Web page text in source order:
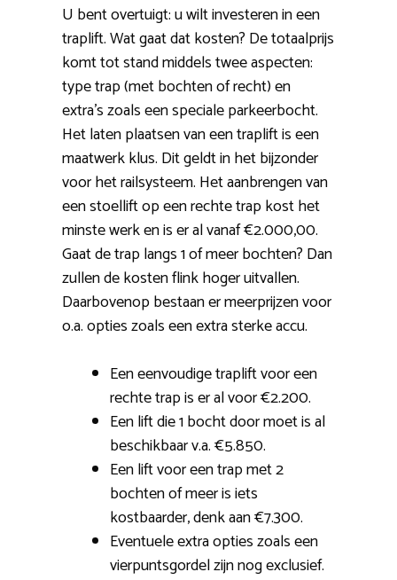
U bent overtuigt: u wilt investeren in een
traplift. Wat gaat dat kosten? De totaalprijs
komt tot stand middels twee aspecten:
type trap (met bochten of recht) en
extra’s zoals een speciale parkeerbocht.
Het laten plaatsen van een traplift is een
maatwerk klus. Dit geldt in het bijzonder
voor het railsysteem. Het aanbrengen van
een stoellift op een rechte trap kost het
minste werk en is er al vanaf €2.000,00.
Gaat de trap langs 1 of meer bochten? Dan
zullen de kosten flink hoger uitvallen.
Daarbovenop bestaan er meerprijzen voor
o.a. opties zoals een extra sterke accu.
Een eenvoudige traplift voor een
rechte trap is er al voor €2.200.
Een lift die 1 bocht door moet is al
beschikbaar v.a. €5.850.
Een lift voor een trap met 2
bochten of meer is iets
kostbaarder, denk aan €7.300.
Eventuele extra opties zoals een
vierpuntsgordel zijn nog exclusief.